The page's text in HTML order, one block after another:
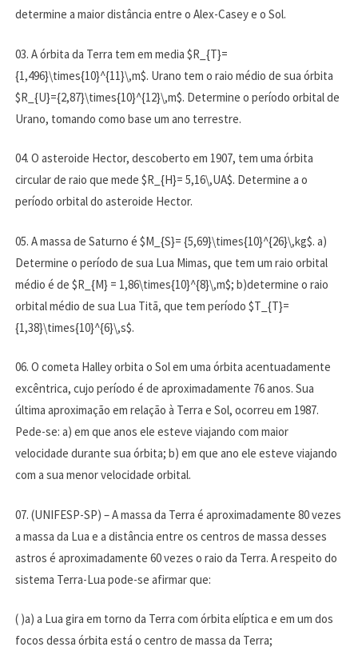
determine a maior distância entre o Alex-Casey e o Sol.
03. A órbita da Terra tem em media $R_{T}=
{1,496}\times{10}^{11}\,m$. Urano tem o raio médio de sua órbita
$R_{U}={2,87}\times{10}^{12}\,m$. Determine o período orbital de
Urano, tomando como base um ano terrestre.
04. O asteroide Hector, descoberto em 1907, tem uma órbita
circular de raio que mede $R_{H}= 5,16\,UA$. Determine a o
período orbital do asteroide Hector.
05. A massa de Saturno é $M_{S}= {5,69}\times{10}^{26}\,kg$. a)
Determine o período de sua Lua Mimas, que tem um raio orbital
médio é de $R_{M} = 1,86\times{10}^{8}\,m$; b)determine o raio
orbital médio de sua Lua Titã, que tem período $T_{T}=
{1,38}\times{10}^{6}\,s$.
06. O cometa Halley orbita o Sol em uma órbita acentuadamente
excêntrica, cujo período é de aproximadamente 76 anos. Sua
última aproximação em relação à Terra e Sol, ocorreu em 1987.
Pede-se: a) em que anos ele esteve viajando com maior
velocidade durante sua órbita; b) em que ano ele esteve viajando
com a sua menor velocidade orbital.
07. (UNIFESP-SP) – A massa da Terra é aproximadamente 80 vezes
a massa da Lua e a distância entre os centros de massa desses
astros é aproximadamente 60 vezes o raio da Terra. A respeito do
sistema Terra-Lua pode-se afirmar que:
( )a) a Lua gira em torno da Terra com órbita elíptica e em um dos
focos dessa órbita está o centro de massa da Terra;